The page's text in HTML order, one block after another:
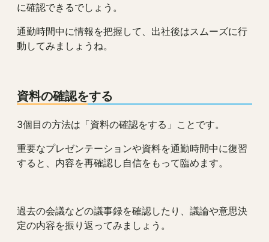
に確認できるでしょう。
通勤時間中に情報を把握して、出社後はスムーズに行
動してみましょうね。
資料の確認をする
3個目の方法は「資料の確認をする」ことです。
重要なプレゼンテーションや資料を通勤時間中に復習
すると、内容を再確認し自信をもって臨めます。
過去の会議などの議事録を確認したり、議論や意思決
定の内容を振り返ってみましょう。